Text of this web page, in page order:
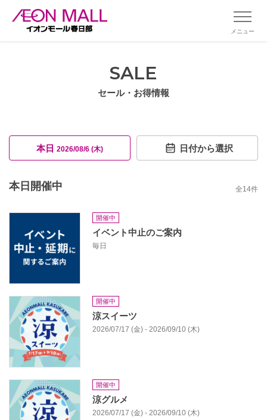
メニュー
SALE
セール・お得情報
本日 2026/08/6 (木) 日付から選択
本日開催中 全14件
開催中
イベント中止のご案内
毎日
開催中
涼スイーツ
2026/07/17 (金) - 2026/09/10 (木)
開催中
涼グルメ
2026/07/17 (金) - 2026/09/10 (木)